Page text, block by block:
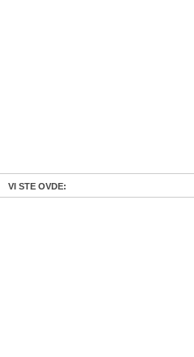
VI STE OVDE: